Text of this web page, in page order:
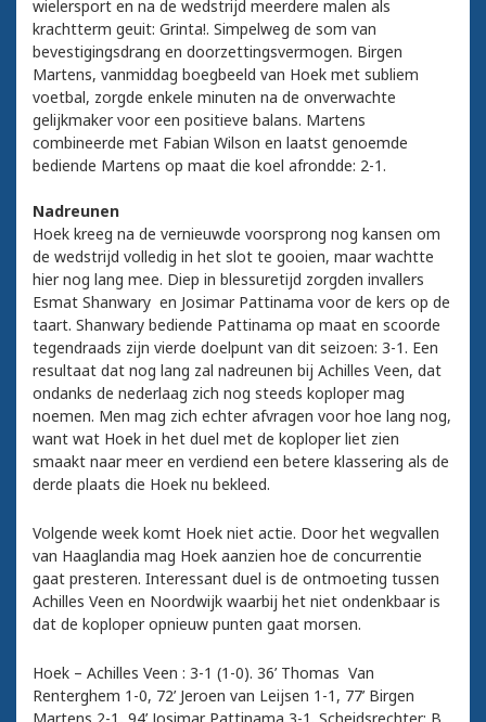
wielersport en na de wedstrijd meerdere malen als
krachtterm geuit: Grinta!. Simpelweg de som van
bevestigingsdrang en doorzettingsvermogen. Birgen
Martens, vanmiddag boegbeeld van Hoek met subliem
voetbal, zorgde enkele minuten na de onverwachte
gelijkmaker voor een positieve balans. Martens
combineerde met Fabian Wilson en laatst genoemde
bediende Martens op maat die koel afrondde: 2-1.
Nadreunen
Hoek kreeg na de vernieuwde voorsprong nog kansen om
de wedstrijd volledig in het slot te gooien, maar wachtte
hier nog lang mee. Diep in blessuretijd zorgden invallers
Esmat Shanwary en Josimar Pattinama voor de kers op de
taart. Shanwary bediende Pattinama op maat en scoorde
tegendraads zijn vierde doelpunt van dit seizoen: 3-1. Een
resultaat dat nog lang zal nadreunen bij Achilles Veen, dat
ondanks de nederlaag zich nog steeds koploper mag
noemen. Men mag zich echter afvragen voor hoe lang nog,
want wat Hoek in het duel met de koploper liet zien
smaakt naar meer en verdiend een betere klassering als de
derde plaats die Hoek nu bekleed.
Volgende week komt Hoek niet actie. Door het wegvallen
van Haaglandia mag Hoek aanzien hoe de concurrentie
gaat presteren. Interessant duel is de ontmoeting tussen
Achilles Veen en Noordwijk waarbij het niet ondenkbaar is
dat de koploper opnieuw punten gaat morsen.
Hoek – Achilles Veen : 3-1 (1-0). 36’ Thomas Van
Renterghem 1-0, 72’ Jeroen van Leijsen 1-1, 77’ Birgen